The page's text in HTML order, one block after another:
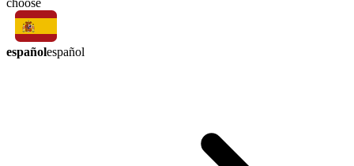
choose
españolespañol